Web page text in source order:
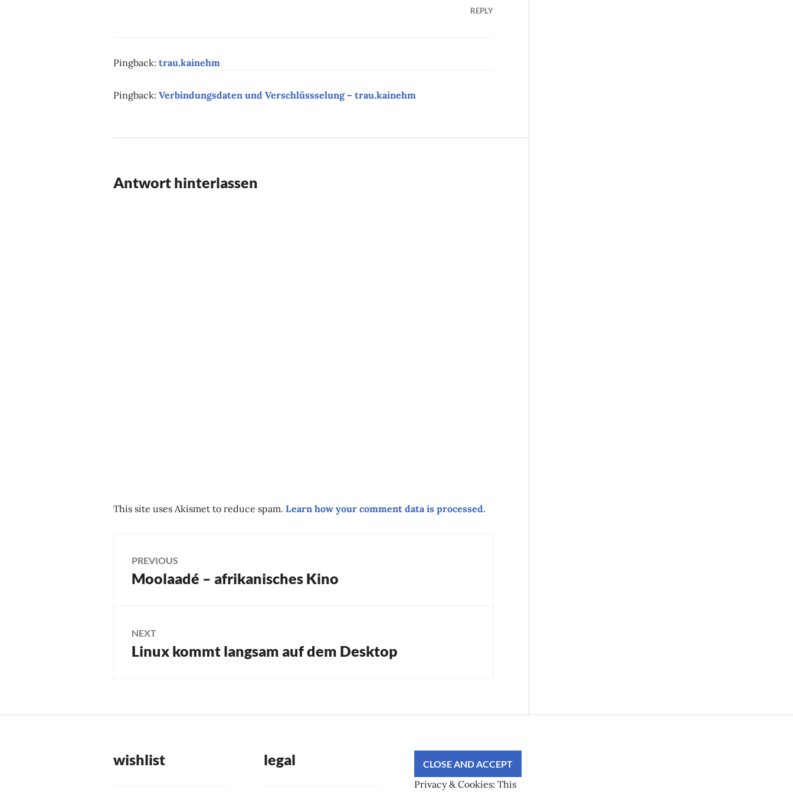
REPLY
Pingback: trau.kainehm
Pingback: Verbindungsdaten und Verschlüssselung – trau.kainehm
Antwort hinterlassen
This site uses Akismet to reduce spam. Learn how your comment data is processed.
Post
navigation
PREVIOUS
Previous
Moolaadé – afrikanisches Kino
NEXT
Next
Linux kommt langsam auf dem Desktop
wishlist legal
Privacy & Cookies: This